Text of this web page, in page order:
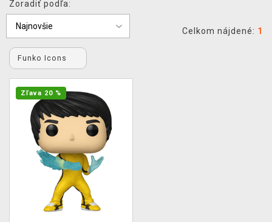
XZONE KLUB
Zoradiť podľa:
Celkom nájdené: 1
Funko Icons
Zľava 20 %